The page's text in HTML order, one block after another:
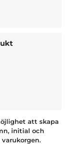
att skapa
initial och